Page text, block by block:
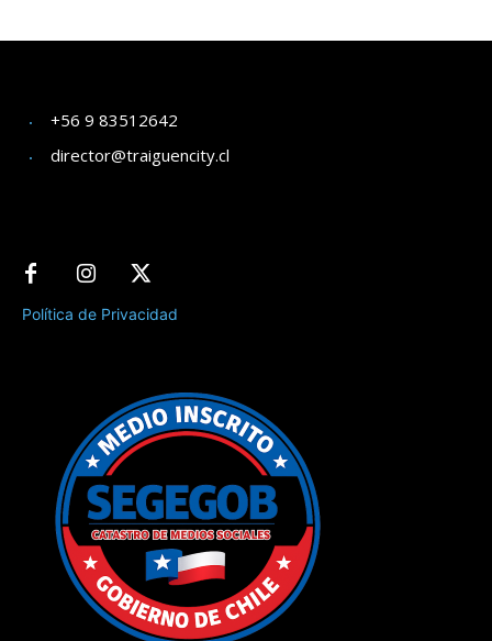
+56 9 83512642
director@traiguencity.cl
Política de Privacidad